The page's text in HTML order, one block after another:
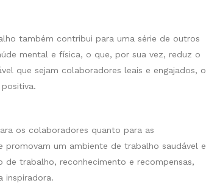
também contribui para uma série de outros
mental e física, o que, por sua vez, reduz o
que sejam colaboradores leais e engajados, o
os colaboradores quanto para as
promovam um ambiente de trabalho saudável e
trabalho, reconhecimento e recompensas,
inspiradora.